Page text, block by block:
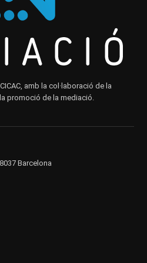
amb la col·laboració de la
promoció de la mediació.
Barcelona